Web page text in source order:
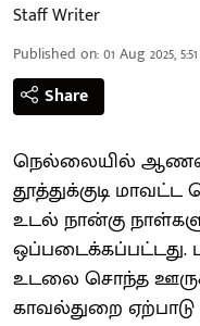
Staff Writer
Published on:01 Aug 2025,
Share
நெல்லையில்
தூத்துக்குடி
உடல் நான்கு
ஒப்படைக்கப்பட்டது.
உடலை சொந்த
காவல்துறை